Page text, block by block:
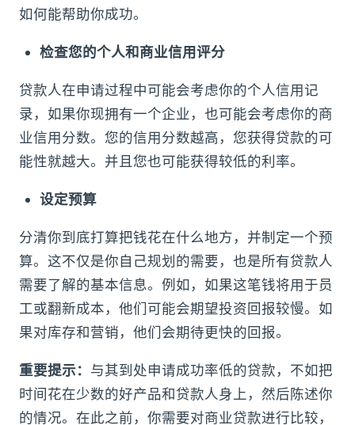
如何能帮助你成功。
检查您的个人和商业信用评分
贷款人在申请过程中可能会考虑你的个人信用记
录，如果你现拥有一个企业，也可能会考虑你的商
业信用分数。您的信用分数越高，您获得贷款的可
能性就越大。并且您也可能获得较低的利率。
设定预算
分清你到底打算把钱花在什么地方，并制定一个预
算。这不仅是你自己规划的需要，也是所有贷款人
需要了解的基本信息。例如，如果这笔钱将用于员
工或翻新成本，他们可能会期望投资回报较慢。如
果对库存和营销，他们会期待更快的回报。
重要提示： 与其到处申请成功率低的贷款，不如把
时间花在少数的好产品和贷款人身上，然后陈述你
的情况。在此之前，你需要对商业贷款进行比较，